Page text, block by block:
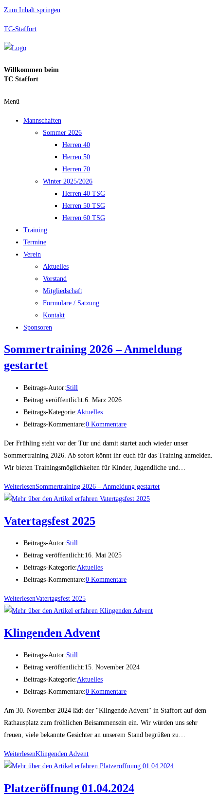
Zum Inhalt springen
TC-Staffort
Willkommen beim
TC Staffort
Menü
Mannschaften
Sommer 2026
Herren 40
Herren 50
Herren 70
Winter 2025/2026
Herren 40 TSG
Herren 50 TSG
Herren 60 TSG
Training
Termine
Verein
Aktuelles
Vorstand
Mitgliedschaft
Formulare / Satzung
Kontakt
Sponsoren
Sommertraining 2026 – Anmeldung
gestartet
Beitrags-Autor:Still
Beitrag veröffentlicht:6. März 2026
Beitrags-Kategorie:Aktuelles
Beitrags-Kommentare:0 Kommentare
Der Frühling steht vor der Tür und damit startet auch wieder unser
Sommertraining 2026. Ab sofort könnt ihr euch für das Training anmelden.
Wir bieten Trainingsmöglichkeiten für Kinder, Jugendliche und…
WeiterlesenSommertraining 2026 – Anmeldung gestartet
Vatertagsfest 2025
Beitrags-Autor:Still
Beitrag veröffentlicht:16. Mai 2025
Beitrags-Kategorie:Aktuelles
Beitrags-Kommentare:0 Kommentare
WeiterlesenVatertagsfest 2025
Klingenden Advent
Beitrags-Autor:Still
Beitrag veröffentlicht:15. November 2024
Beitrags-Kategorie:Aktuelles
Beitrags-Kommentare:0 Kommentare
Am 30. November 2024 lädt der "Klingende Advent" in Staffort auf dem
Rathausplatz zum fröhlichen Beisammensein ein. Wir würden uns sehr
freuen, viele bekannte Gesichter an unserem Stand begrüßen zu…
WeiterlesenKlingenden Advent
Platzeröffnung 01.04.2024